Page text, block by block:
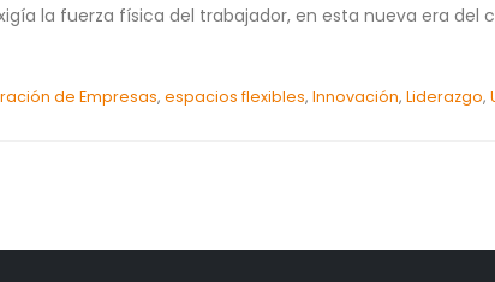
la fuerza física del trabajador, en esta nueva era del
de Empresas,espacios flexibles,Innovación,Liderazgo,